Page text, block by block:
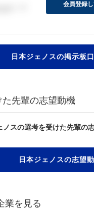
会員登録し
日本ジェノスの掲示板
た先輩の志望動機
ノスの選考を受けた先輩の
日本ジェノスの志望
業を見る